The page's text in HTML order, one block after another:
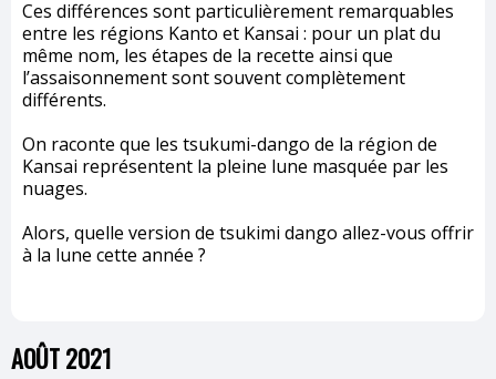
Ces différences sont particulièrement remarquables
entre les régions Kanto et Kansai : pour un plat du
même nom, les étapes de la recette ainsi que
l’assaisonnement sont souvent complètement
différents.
On raconte que les tsukumi-dango de la région de
Kansai représentent la pleine lune masquée par les
nuages.
Alors, quelle version de tsukimi dango allez-vous offrir
à la lune cette année ?
AOÛT 2021